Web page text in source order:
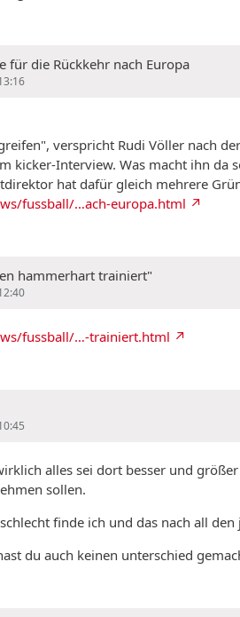
für die Rückkehr nach Europa
verspricht Rudi Völler nach der
kicker-Interview. Was macht ihn da
hat dafür gleich mehrere
fussball/…ach-europa.html
hammerhart trainiert"
fussball/…-trainiert.html
alles sei dort besser und
sollen.
finde ich und das nach all
du auch keinen unterschied